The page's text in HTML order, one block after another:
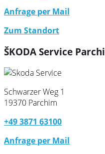
Anfrage per Mail
Zum Standort
ŠKODA Service
Schwarzer Weg 1
19370 Parchim
+49 3871 63100
Anfrage per Mail